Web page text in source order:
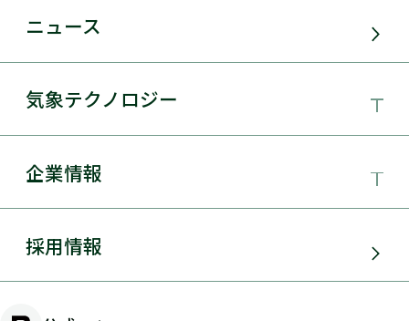
事業領域
サービス・ソリューション
太陽光発電
環境アセスメント
ニュース
気象テクノロジー
気象テクノロジー
総合数値気象予測システムSYNFOS
企業情報
日本気象協会とは
組織概要
採用情報